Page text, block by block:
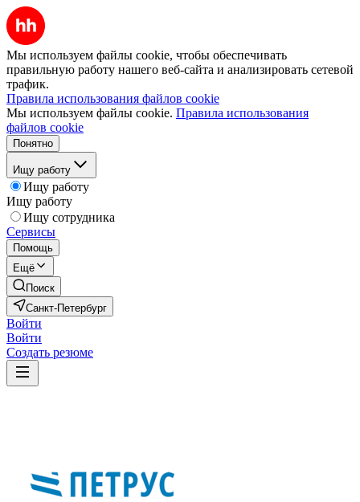
Мы используем файлы cookie, чтобы обеспечивать
правильную работу нашего веб-сайта и анализировать сетевой
трафик.
Правила использования файлов cookie
Мы используем файлы cookie. Правила использования
файлов cookie
Понятно
Ищу работу
Ищу работу
Ищу работу
Ищу сотрудника
Сервисы
Помощь
Ещё
Поиск
Санкт-Петербург
Войти
Войти
Создать резюме